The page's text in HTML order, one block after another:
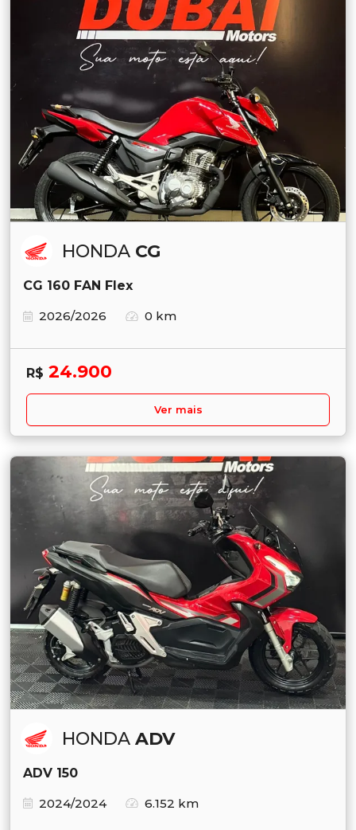
HONDA CG
CG 160 FAN Flex
2026/2026
0 km
R$ 24.900
Ver mais
HONDA ADV
ADV 150
2024/2024
6.152 km